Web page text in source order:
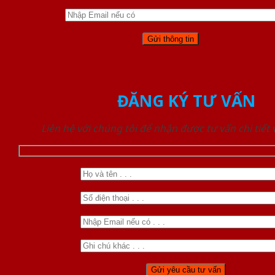
ĐĂNG KÝ TƯ VẤN
Liên hệ với chúng tôi để nhận được tư vấn chi tiết